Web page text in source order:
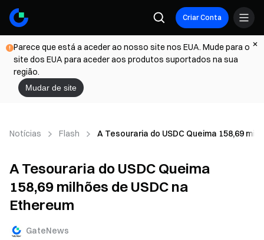
Criar Conta
Parece que está a aceder ao nosso site nos EUA. Mude para o
site dos EUA para aceder aos produtos suportados na sua
região.
Mudar de site
Notícias Flash A Tesouraria do USDC Queima 158,69
A Tesouraria do USDC Queima
158,69 milhões de USDC na
Ethereum
GateNews